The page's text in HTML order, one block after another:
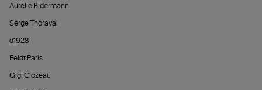
Aurélie Bidermann
Serge Thoraval
d1928
Feidt Paris
Gigi Clozeau